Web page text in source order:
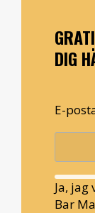
DIG
E-
Ja,
Bar